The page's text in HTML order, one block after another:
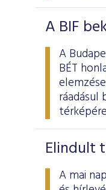
A BIF
A
BÉT
ráadásul
Elindult
A mai